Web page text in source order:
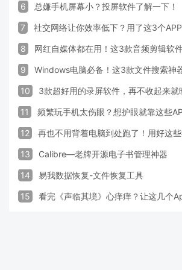
6 总嫌手机屏幕小？投屏软件了解一下！
7 社交网络让你效率低下？用了这3个
8 网红自媒体都在用！这3款音频剪辑软
9 Windows电脑必备！这3款文件搜索神
10 3款超好用的录屏软件，再不收起来就
11 频繁玩手机太伤眼？想护眼就靠这些
12 再也不用背着电脑到处跑了！用好这
13 Calibre—老牌开源电子书管理神器
14 易我数据恢复-文件恢复工具
15 看完《声临其境》心痒痒？让这几个